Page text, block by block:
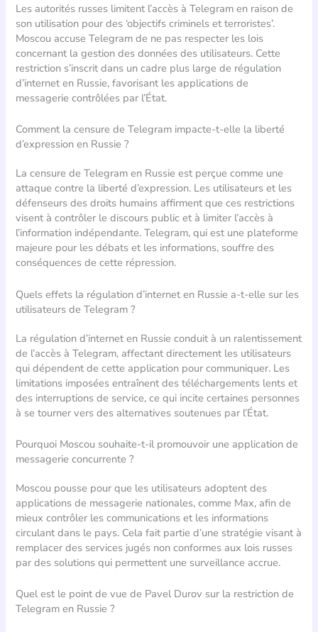
Les autorités russes limitent l’accès à Telegram en raison de
son utilisation pour des ‘objectifs criminels et terroristes’.
Moscou accuse Telegram de ne pas respecter les lois
concernant la gestion des données des utilisateurs. Cette
restriction s’inscrit dans un cadre plus large de régulation
d’internet en Russie, favorisant les applications de
messagerie contrôlées par l’État.
Comment la censure de Telegram impacte-t-elle la liberté
d’expression en Russie ?
La censure de Telegram en Russie est perçue comme une
attaque contre la liberté d’expression. Les utilisateurs et les
défenseurs des droits humains affirment que ces restrictions
visent à contrôler le discours public et à limiter l’accès à
l’information indépendante. Telegram, qui est une plateforme
majeure pour les débats et les informations, souffre des
conséquences de cette répression.
Quels effets la régulation d’internet en Russie a-t-elle sur les
utilisateurs de Telegram ?
La régulation d’internet en Russie conduit à un ralentissement
de l’accès à Telegram, affectant directement les utilisateurs
qui dépendent de cette application pour communiquer. Les
limitations imposées entraînent des téléchargements lents et
des interruptions de service, ce qui incite certaines personnes
à se tourner vers des alternatives soutenues par l’État.
Pourquoi Moscou souhaite-t-il promouvoir une application de
messagerie concurrente ?
Moscou pousse pour que les utilisateurs adoptent des
applications de messagerie nationales, comme Max, afin de
mieux contrôler les communications et les informations
circulant dans le pays. Cela fait partie d’une stratégie visant à
remplacer des services jugés non conformes aux lois russes
par des solutions qui permettent une surveillance accrue.
Quel est le point de vue de Pavel Durov sur la restriction de
Telegram en Russie ?